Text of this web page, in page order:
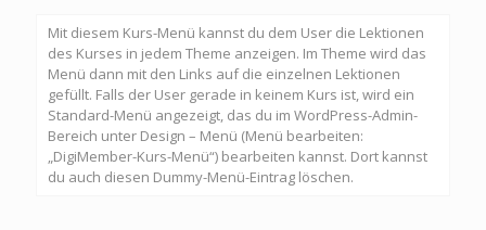
Mit diesem Kurs-Menü kannst du dem User die Lektionen
des Kurses in jedem Theme anzeigen. Im Theme wird das
Menü dann mit den Links auf die einzelnen Lektionen
gefüllt. Falls der User gerade in keinem Kurs ist, wird ein
Standard-Menü angezeigt, das du im WordPress-Admin-
Bereich unter Design – Menü (Menü bearbeiten:
„DigiMember-Kurs-Menü“) bearbeiten kannst. Dort kannst
du auch diesen Dummy-Menü-Eintrag löschen.